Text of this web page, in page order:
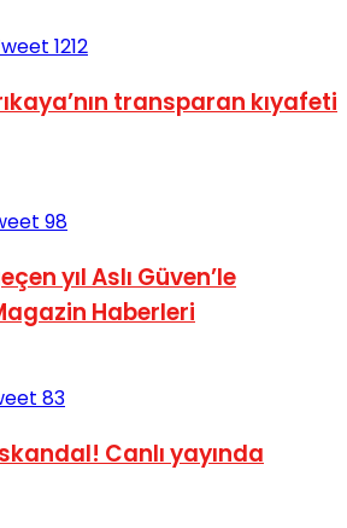
1212
transparan kıyafeti
98
yıl Aslı Güven’le
Haberleri
83
Canlı yayında